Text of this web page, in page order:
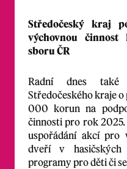
Středočeský kraj
výchovnou činnost
sboru ČR
Radní dnes také
Středočeského kraje
000 korun na
činnosti pro rok 2025.
uspořádání akcí pro
dveří v hasičských
programy pro děti či